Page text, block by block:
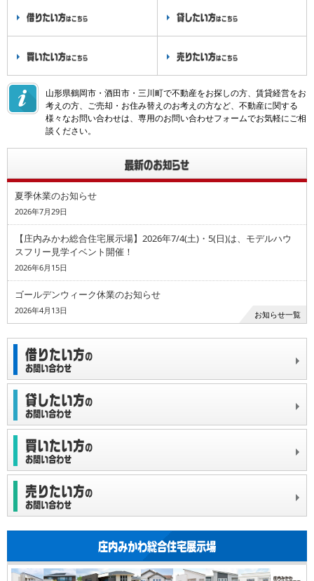
山形県鶴岡市・酒田市・三川町で不動産をお探しの方、賃貸経営をお
考えの方、ご売却・お住み替えのお考えの方など、不動産に関する
様々なお問い合わせは、専用のお問い合わせフォームでお気軽にご相
談ください。
夏季休業のお知らせ
2026年7月29日
【庄内みかわ総合住宅展示場】2026年7/4(土)・5(日)は、モデルハウ
スフリー見学イベント開催！
2026年6月15日
ゴールデンウィーク休業のお知らせ
2026年4月13日 お知らせ一覧